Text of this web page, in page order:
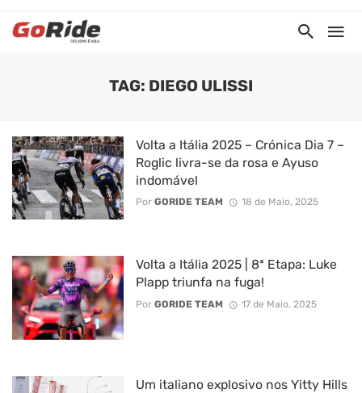
TAG: DIEGO ULISSI
Volta a Itália 2025 – Crónica Dia 7 –
Roglic livra-se da rosa e Ayuso
indomável
Por GORIDE TEAM 18 de Maio, 2025
Volta a Itália 2025 | 8ª Etapa: Luke
Plapp triunfa na fuga!
Por GORIDE TEAM 17 de Maio, 2025
Um italiano explosivo nos Yitty Hills